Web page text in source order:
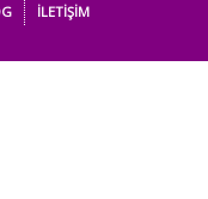
İLETİŞİM